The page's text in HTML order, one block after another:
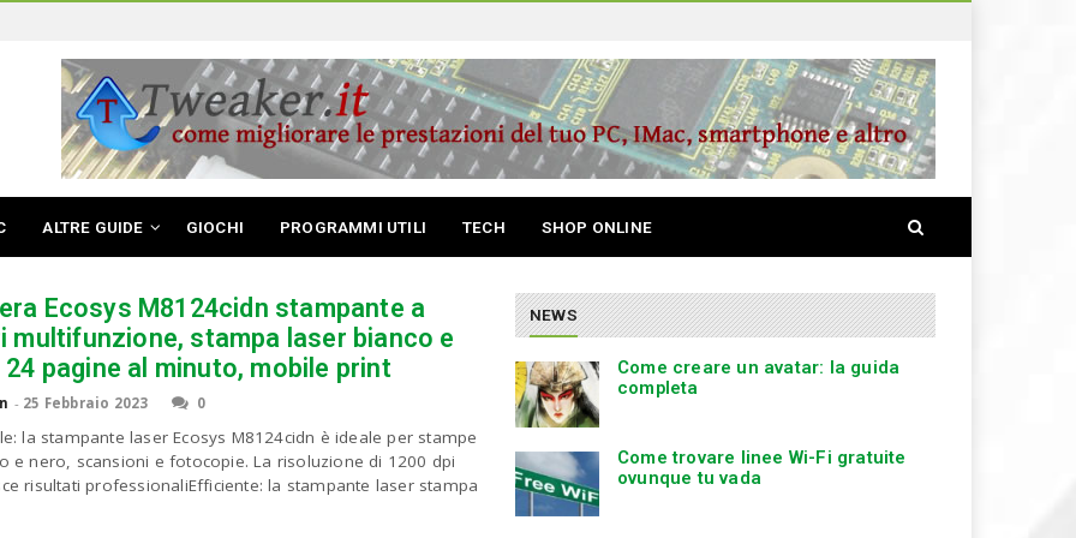
ALTRE GUIDE GIOCHI PROGRAMMI UTILI TECH SHOP ONLINE
r
c
h
Ecosys M8124cidn stampante a
multifunzione, stampa laser bianco e
24 pagine al minuto, mobile print
- 25 Febbraio 2023 0
la stampante laser Ecosys M8124cidn è ideale per stampe
e nero, scansioni e fotocopie. La risoluzione di 1200 dpi
risultati professionaliEfficiente: la stampante laser stampa
NEWS
Come creare un avatar: la guida
completa
Come trovare linee Wi-Fi gratuite
ovunque tu vada